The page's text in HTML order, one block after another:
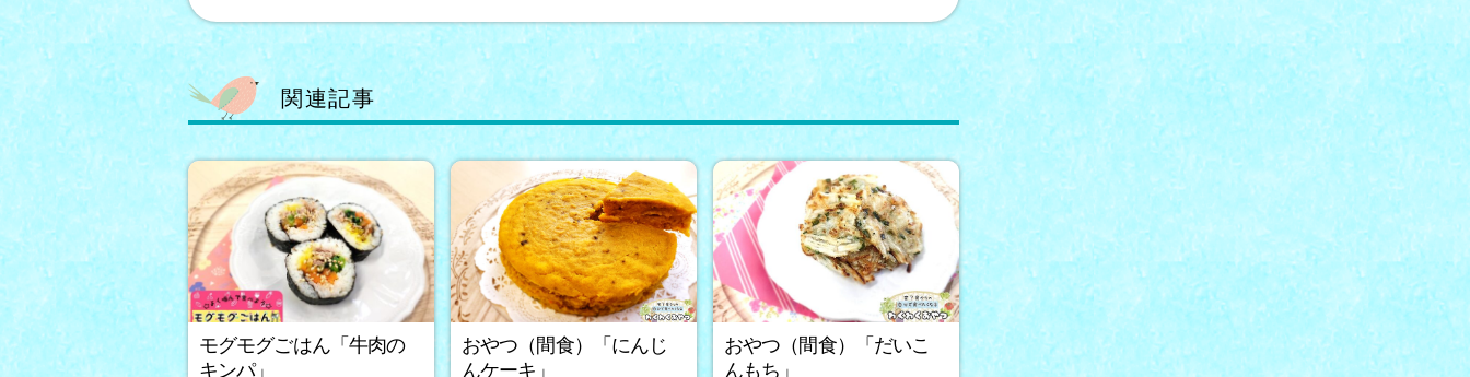
関連記事
モグモグごはん「牛肉の
キンパ」
おやつ（間食）「にんじ
んケーキ」
おやつ（間食）「だいこ
んもち」